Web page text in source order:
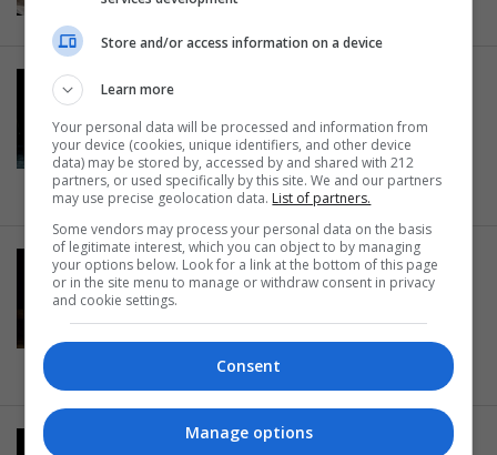
13.11.2013
ΑΡΧΑΙΑ ΤΡΑΓΩΔΙΑ
Εθνικό Θέατρο στο Κηποθέατρο
Παπάγου
29.08.2013
ΠΡΟΣΩΠΑ
Άννα Μάσχα: Η κρίση δεν θα
ανακόψει την δημιουργικότητα
των ανθρώπων!
28.08.2013
ΑΡΧΑΙΑ ΤΡΑΓΩΔΙΑ
Store and/or access information on a device
Learn more
Your personal data will be processed and information from
your device (cookies, unique identifiers, and other device
data) may be stored by, accessed by and shared with 212
partners, or used specifically by this site. We and our partners
may use precise geolocation data. List of partners.
Some vendors may process your personal data on the basis
of legitimate interest, which you can object to by managing
your options below. Look for a link at the bottom of this page
or in the site menu to manage or withdraw consent in privacy
and cookie settings.
Consent
Manage options